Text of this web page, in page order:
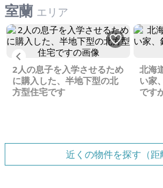
室蘭 エリア
Previous
2人の息子を入学させるため
に購入した、半地下型の北
方型住宅です
北海
い家
です
近くの物件を探す（距